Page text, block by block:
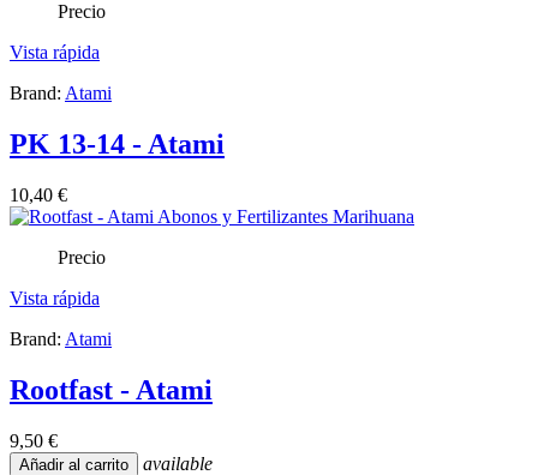
Precio
Vista rápida
Brand: Atami
PK 13-14 - Atami
10,40 €
Precio
Vista rápida
Brand: Atami
Rootfast - Atami
9,50 €
Añadir al carrito available